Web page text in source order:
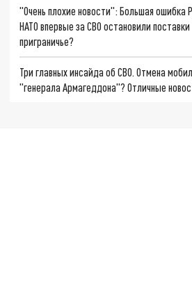
"Очень плохие новости": Большая ошибка
НАТО впервые за СВО остановили
приграничье?
Три главных инсайда об СВО. Отмена
"генерала Армагеддона"? Отличные